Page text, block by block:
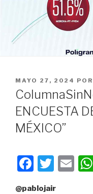
PUBLICADO
EN
MAYO 27, 2024 POR
ENCUESTA
MÉXICO”
F
T
E
@pablojair